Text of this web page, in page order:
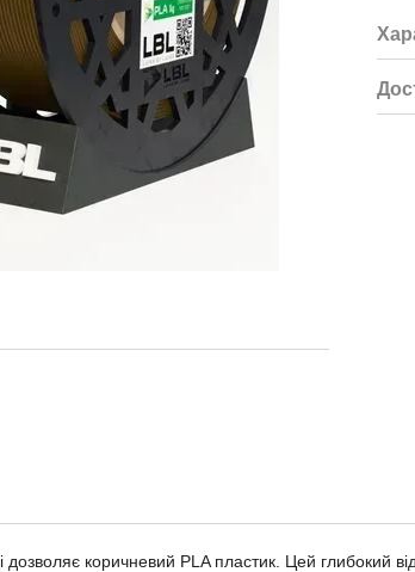
коричневий PLA пластик. Цей глибокий